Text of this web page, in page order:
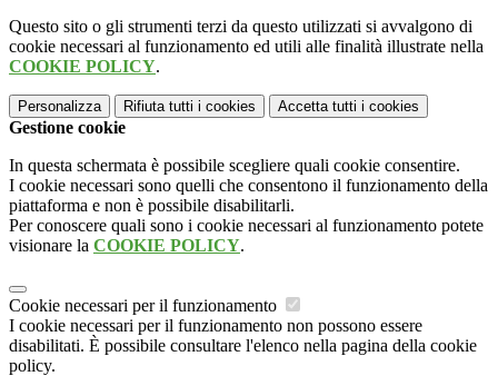
Questo sito o gli strumenti terzi da questo utilizzati si avvalgono di
cookie necessari al funzionamento ed utili alle finalità illustrate nella
COOKIE POLICY.
Personalizza Rifiuta tutti i cookies Accetta tutti i cookies
Gestione cookie
In questa schermata è possibile scegliere quali cookie consentire.
I cookie necessari sono quelli che consentono il funzionamento della
piattaforma e non è possibile disabilitarli.
Per conoscere quali sono i cookie necessari al funzionamento potete
visionare la COOKIE POLICY.
Cookie necessari per il funzionamento
I cookie necessari per il funzionamento non possono essere
disabilitati. È possibile consultare l'elenco nella pagina della cookie
policy.